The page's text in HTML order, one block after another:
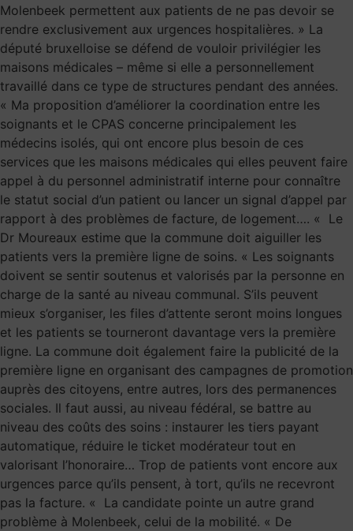
Molenbeek permettent aux patients de ne pas devoir se
rendre exclusivement aux urgences hospitalières. » La
député bruxelloise se défend de vouloir privilégier les
maisons médicales – même si elle a personnellement
travaillé dans ce type de structures pendant des années.
« Ma proposition d’améliorer la coordination entre les
soignants et le CPAS concerne principalement les
médecins isolés, qui ont encore plus besoin de ces
services que les maisons médicales qui elles peuvent faire
appel à du personnel administratif interne pour connaître
le statut social d’un patient ou lancer un signal d’appel par
rapport à des problèmes de facture, de logement…. « Le
Dr Moureaux estime que la commune doit aiguiller les
patients vers la première ligne de soins. « Les soignants
doivent se sentir soutenus et valorisés par la personne en
charge de la santé au niveau communal. S’ils peuvent
mieux s’organiser, les files d’attente seront moins longues
et les patients se tourneront davantage vers la première
ligne. La commune doit également faire la publicité de la
première ligne en organisant des campagnes de promotion
auprès des citoyens, entre autres, lors des permanences
sociales. Il faut aussi, au niveau fédéral, se battre au
niveau des coûts des soins : instaurer les tiers payant
automatique, réduire le ticket modérateur tout en
valorisant l’honoraire… Trop de patients vont encore aux
urgences parce qu’ils pensent, à tort, qu’ils ne recevront
pas la facture. « La candidate pointe un autre grand
problème à Molenbeek, celui de la mobilité. « De